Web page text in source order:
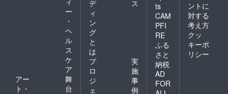
ー
・
ヘ
ル
ス
ケ
ア
アー
ト・
舞
台
デ
ィ
ン
グ
と
は
ス
プ
ロ
ジ
ェ
実
施
事
例
ts
CAM
PFI
RE
ふる
さと
納税
AD
FOR
ントに
対する
考え方
クッ
キーポ
リシー